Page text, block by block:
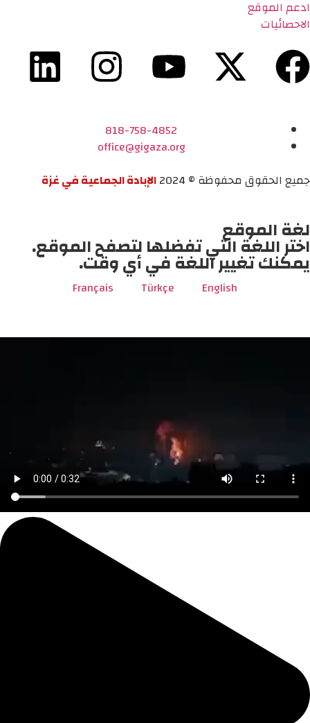
ادعم الموقع
الاحصائيات
818-758-4852
office@gigaza.org
جميع الحقوق محفوظة © 2024
الإبادة الجماعية في غزة
لغة الموقع
اختر اللغة التي تفضلها لتصفح الموقع.
يمكنك تغيير اللغة في أي وقت.
English
Türkçe
Français